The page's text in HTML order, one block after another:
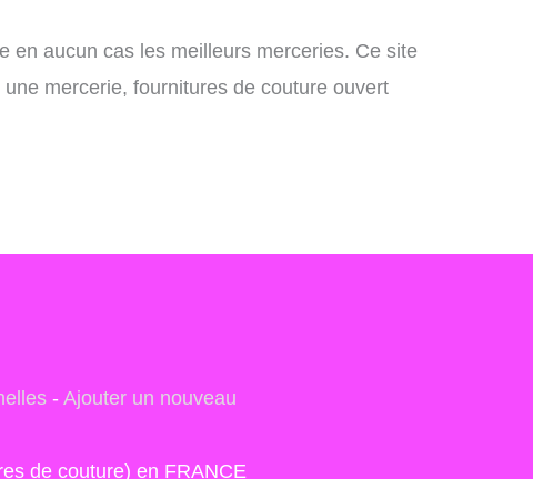
en aucun cas les meilleurs merceries. Ce site
mercerie, fournitures de couture ouvert
- Ajouter un nouveau
de couture) en FRANCE